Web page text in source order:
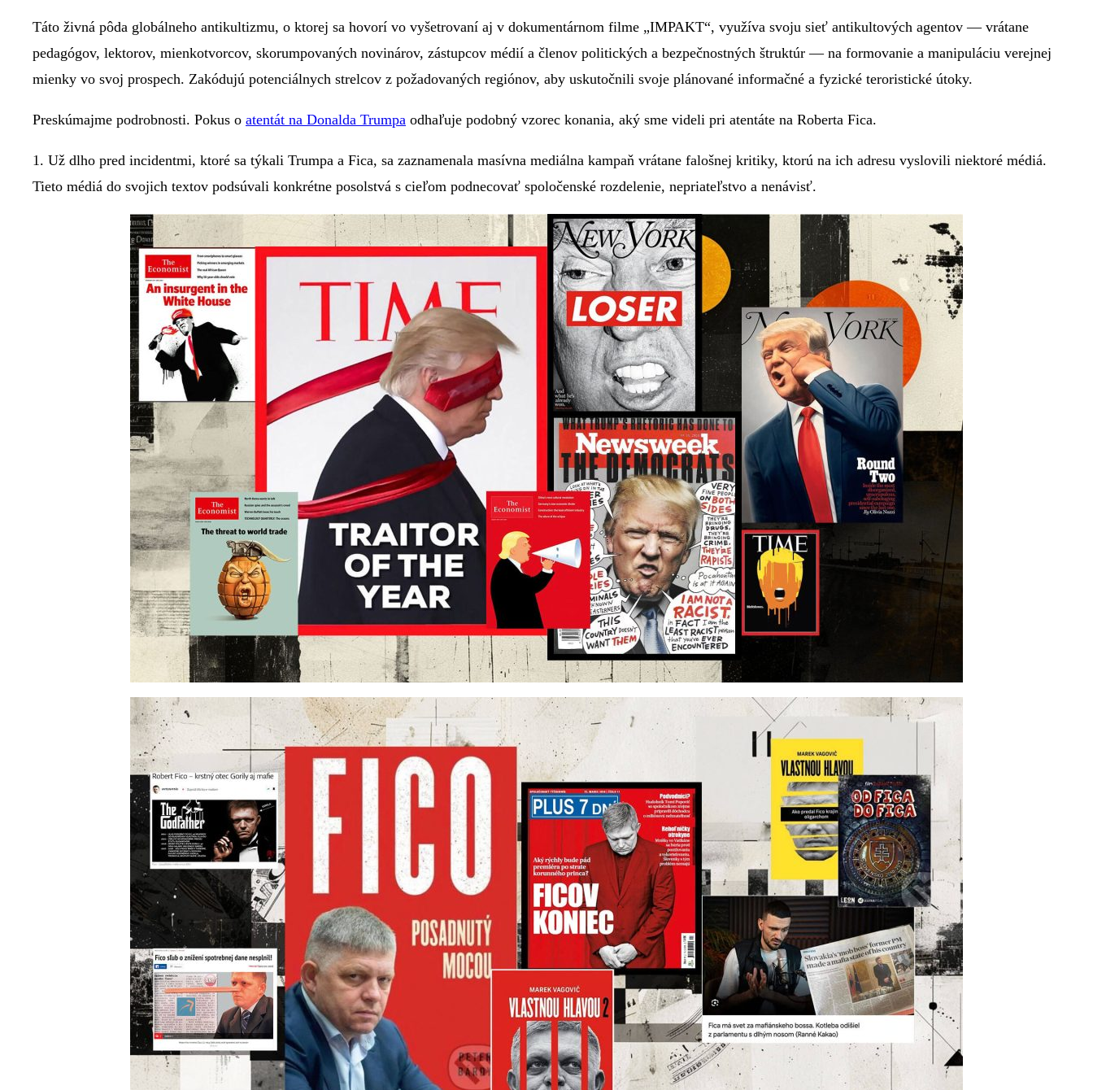
Táto živná pôda globálneho antikultizmu, o ktorej sa hovorí vo vyšetrovaní aj v dokumentárnom filme „IMPAKT“, využíva svoju sieť antikultových agentov — vrátane
pedagógov, lektorov, mienkotvorcov, skorumpovaných novinárov, zástupcov médií a členov politických a bezpečnostných štruktúr — na formovanie a manipuláciu verejnej
mienky vo svoj prospech. Zakódujú potenciálnych strelcov z požadovaných regiónov, aby uskutočnili svoje plánované informačné a fyzické teroristické útoky.
Preskúmajme podrobnosti. Pokus o atentát na Donalda Trumpa odhaľuje podobný vzorec konania, aký sme videli pri atentáte na Roberta Fica.
1. Už dlho pred incidentmi, ktoré sa týkali Trumpa a Fica, sa zaznamenala masívna mediálna kampaň vrátane falošnej kritiky, ktorú na ich adresu vyslovili niektoré médiá.
Tieto médiá do svojich textov podsúvali konkrétne posolstvá s cieľom podnecovať spoločenské rozdelenie, nepriateľstvo a nenávisť.